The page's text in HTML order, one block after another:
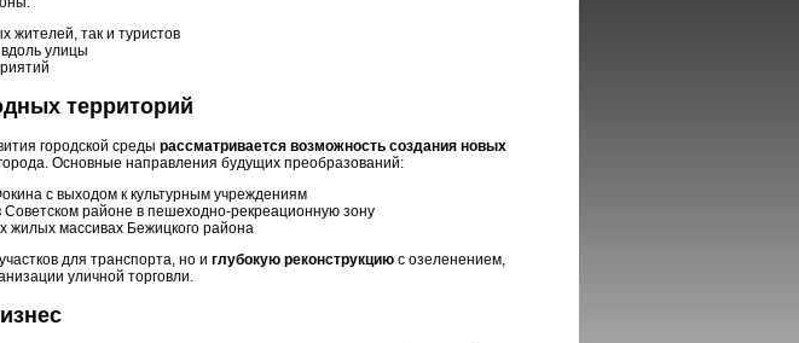
жителей, так и туристов
улицы
территорий
городской среды рассматривается возможность создания новых
города. Основные направления будущих преобразований:
с выходом к культурным учреждениям
районе в пешеходно-рекреационную зону
жилых массивах Бежицкого района
для транспорта, но и глубокую реконструкцию с озеленением,
уличной торговли.